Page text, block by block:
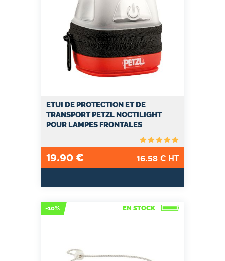
ETUI DE PROTECTION ET DE
TRANSPORT PETZL NOCTILIGHT
POUR LAMPES FRONTALES
19.90€ 16.58€ HT
-10% EN STOCK